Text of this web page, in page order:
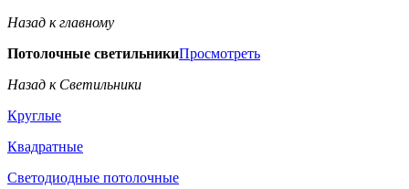
Назад к главному
Потолочные светильникиПросмотреть
Назад к Светильники
Круглые
Квадратные
Светодиодные потолочные